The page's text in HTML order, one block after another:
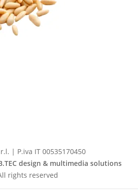
| P.iva IT 00535170450
design & multimedia solutions
rights reserved